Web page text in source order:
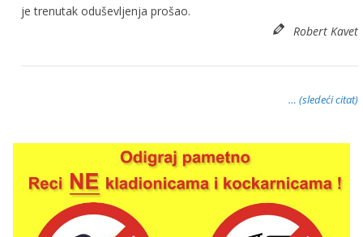
je trenutak oduševljenja prošao.
Robert Kavet
… (sledeći citat)